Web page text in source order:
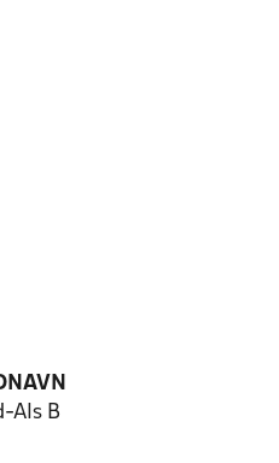
Als B